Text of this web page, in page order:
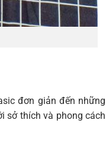
đơn giản đến những
sở thích và phong cách